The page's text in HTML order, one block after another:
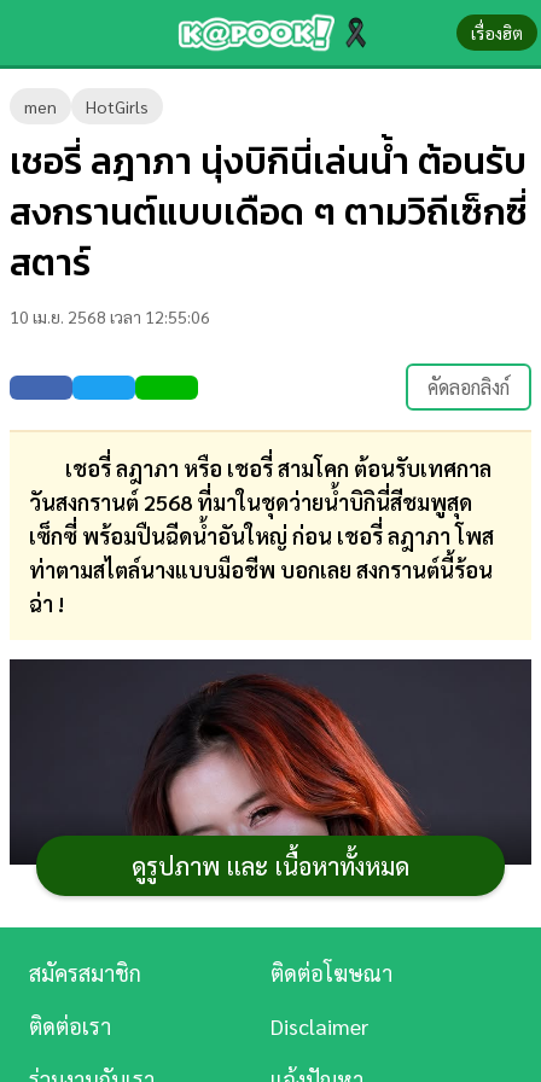
เรื่องฮิต
men HotGirls
เชอรี่ ลฎาภา นุ่งบิกินี่เล่นน้ำ ต้อนรับ
สงกรานต์แบบเดือด ๆ ตามวิถีเซ็กซี่
สตาร์
10 เม.ย. 2568 เวลา 12:55:06
คัดลอกลิงก์
เชอรี่ ลฎาภา หรือ เชอรี่ สามโคก ต้อนรับเทศกาล
วันสงกรานต์ 2568 ที่มาในชุดว่ายน้ำบิกินี่สีชมพูสุด
เซ็กซี่ พร้อมปืนฉีดน้ำอันใหญ่ ก่อน เชอรี่ ลฎาภา โพส
ท่าตามสไตล์นางแบบมือชีพ บอกเลย สงกรานต์นี้ร้อน
ฉ่า !
ดูรูปภาพ และ เนื้อหาทั้งหมด
ข่าว-
ความ
รู้
บันเทิง
ตรวจ
หวย
บอล
สด
การ
เงิน
หนัง
สมัครสมาชิก
ติดต่อโฆษณา
ติดต่อเรา
Disclaimer